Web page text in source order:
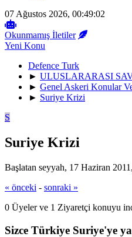
07 Ağustos 2026, 00:49:02
Okunmamış İletiler
Yeni Konu
Defence Turk
► ULUSLARARASI
► Genel Askeri Konular
► Suriye Krizi
S
Suriye Krizi
Başlatan seyyah, 17 Haziran
« önceki - sonraki »
0 Üyeler ve 1 Ziyaretçi konuyu
Sizce Türkiye Suriye'ye